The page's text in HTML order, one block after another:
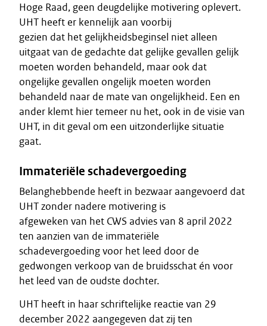
Hoge Raad, geen deugdelijke motivering oplevert.
UHT heeft er kennelijk aan voorbij
gezien dat het gelijkheidsbeginsel niet alleen
uitgaat van de gedachte dat gelijke gevallen gelijk
moeten worden behandeld, maar ook dat
ongelijke gevallen ongelijk moeten worden
behandeld naar de mate van ongelijkheid. Een en
ander klemt hier temeer nu het, ook in de visie van
UHT, in dit geval om een uitzonderlijke situatie
gaat.
Immateriële schadevergoeding
Belanghebbende heeft in bezwaar aangevoerd dat
UHT zonder nadere motivering is
afgeweken van het CWS advies van 8 april 2022
ten aanzien van de immateriële
schadevergoeding voor het leed door de
gedwongen verkoop van de bruidsschat én voor
het leed van de oudste dochter.
UHT heeft in haar schriftelijke reactie van 29
december 2022 aangegeven dat zij ten